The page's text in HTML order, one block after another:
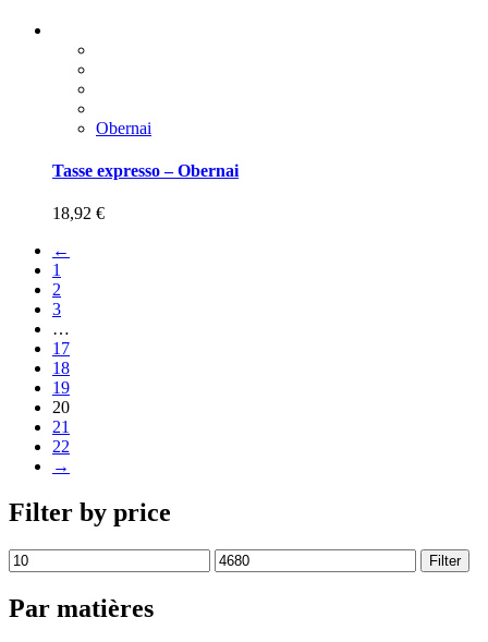
Obernai
Tasse expresso – Obernai
18,92 €
←
1
2
3
…
17
18
19
20
21
22
→
Filter by price
Filter
Par matières